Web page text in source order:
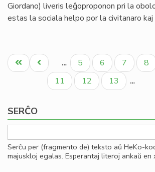
Giordano) liveris leĝoproponon pri la
estas la sociala helpo por la civitanaro
Pagination
Unua
paĝo
Antaŭa
paĝo
… Paĝo
5 Paĝo
6 Paĝo
7 8
Paĝo
11 Paĝo
12 Paĝo
13 …
SERĈO
Serĉu per (fragmento de) teksto aŭ HeKo-
majuskloj egalas. Esperantaj literoj ankaŭ en